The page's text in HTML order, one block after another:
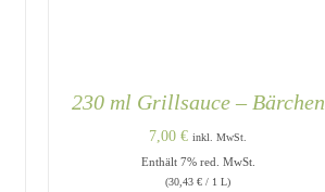
230 ml Grillsauce – Bärchen
7,00€ inkl. MwSt.
Enthält 7% red. MwSt.
(30,43€ / 1 L)